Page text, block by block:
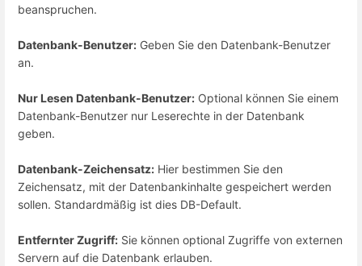
beanspruchen.
Datenbank-Benutzer: Geben Sie den Datenbank-Benutzer
an.
Nur Lesen Datenbank-Benutzer: Optional können Sie einem
Datenbank-Benutzer nur Leserechte in der Datenbank
geben.
Datenbank-Zeichensatz: Hier bestimmen Sie den
Zeichensatz, mit der Datenbankinhalte gespeichert werden
sollen. Standardmäßig ist dies DB-Default.
Entfernter Zugriff: Sie können optional Zugriffe von externen
Servern auf die Datenbank erlauben.